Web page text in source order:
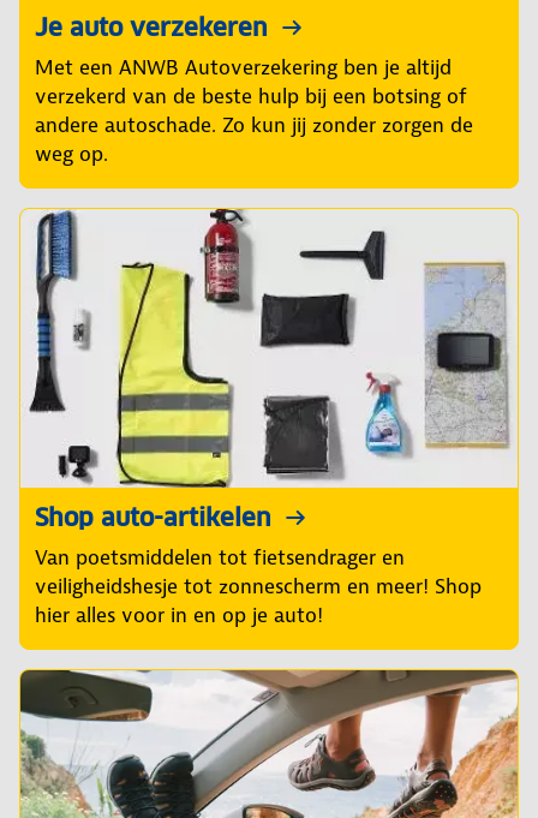
Je auto verzekeren
Met een ANWB Autoverzekering ben je altijd
verzekerd van de beste hulp bij een botsing of
andere autoschade. Zo kun jij zonder zorgen de
weg op.
Shop auto-artikelen
Van poetsmiddelen tot fietsendrager en
veiligheidshesje tot zonnescherm en meer! Shop
hier alles voor in en op je auto!